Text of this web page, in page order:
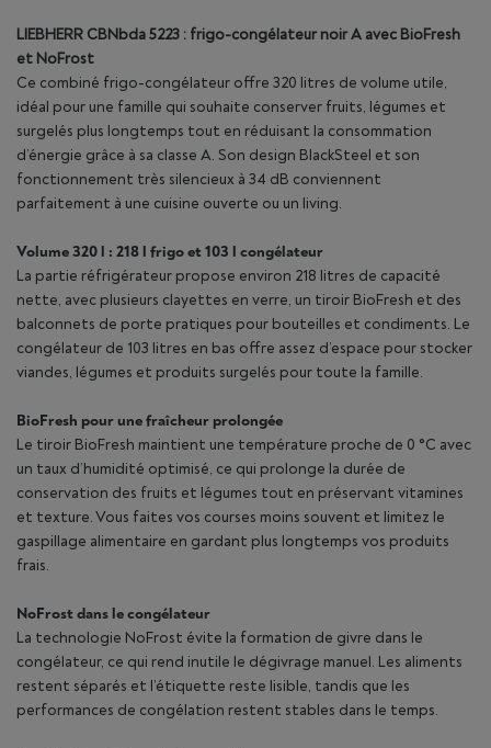
LIEBHERR CBNbda 5223 : frigo-congélateur noir A avec BioFresh
et NoFrost
Ce combiné frigo-congélateur offre 320 litres de volume utile,
idéal pour une famille qui souhaite conserver fruits, légumes et
surgelés plus longtemps tout en réduisant la consommation
d’énergie grâce à sa classe A. Son design BlackSteel et son
fonctionnement très silencieux à 34 dB conviennent
parfaitement à une cuisine ouverte ou un living.
Volume 320 l : 218 l frigo et 103 l congélateur
La partie réfrigérateur propose environ 218 litres de capacité
nette, avec plusieurs clayettes en verre, un tiroir BioFresh et des
balconnets de porte pratiques pour bouteilles et condiments. Le
congélateur de 103 litres en bas offre assez d’espace pour stocker
viandes, légumes et produits surgelés pour toute la famille.
BioFresh pour une fraîcheur prolongée
Le tiroir BioFresh maintient une température proche de 0 °C avec
un taux d’humidité optimisé, ce qui prolonge la durée de
conservation des fruits et légumes tout en préservant vitamines
et texture. Vous faites vos courses moins souvent et limitez le
gaspillage alimentaire en gardant plus longtemps vos produits
frais.
NoFrost dans le congélateur
La technologie NoFrost évite la formation de givre dans le
congélateur, ce qui rend inutile le dégivrage manuel. Les aliments
restent séparés et l’étiquette reste lisible, tandis que les
performances de congélation restent stables dans le temps.